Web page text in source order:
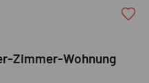
Zimmer-Wohnung